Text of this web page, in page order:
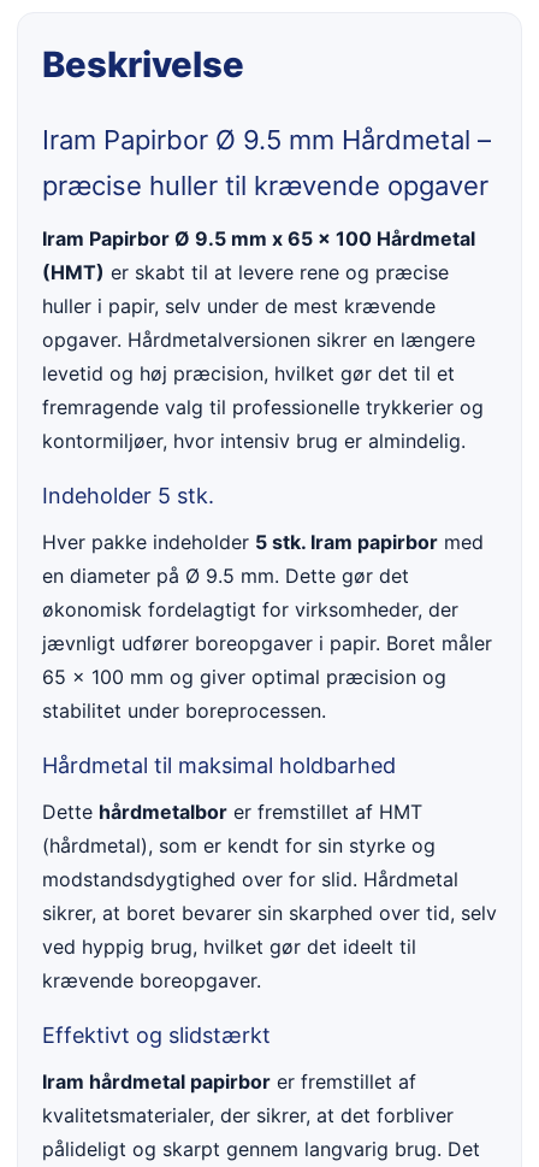
Beskrivelse
Iram Papirbor Ø 9.5 mm Hårdmetal –
præcise huller til krævende opgaver
Iram Papirbor Ø 9.5 mm x 65 x 100 Hårdmetal
(HMT) er skabt til at levere rene og præcise
huller i papir, selv under de mest krævende
opgaver. Hårdmetalversionen sikrer en længere
levetid og høj præcision, hvilket gør det til et
fremragende valg til professionelle trykkerier og
kontormiljøer, hvor intensiv brug er almindelig.
Indeholder 5 stk.
Hver pakke indeholder 5 stk. Iram papirbor med
en diameter på Ø 9.5 mm. Dette gør det
økonomisk fordelagtigt for virksomheder, der
jævnligt udfører boreopgaver i papir. Boret måler
65 x 100 mm og giver optimal præcision og
stabilitet under boreprocessen.
Hårdmetal til maksimal holdbarhed
Dette hårdmetalbor er fremstillet af HMT
(hårdmetal), som er kendt for sin styrke og
modstandsdygtighed over for slid. Hårdmetal
sikrer, at boret bevarer sin skarphed over tid, selv
ved hyppig brug, hvilket gør det ideelt til
krævende boreopgaver.
Effektivt og slidstærkt
Iram hårdmetal papirbor er fremstillet af
kvalitetsmaterialer, der sikrer, at det forbliver
pålideligt og skarpt gennem langvarig brug. Det